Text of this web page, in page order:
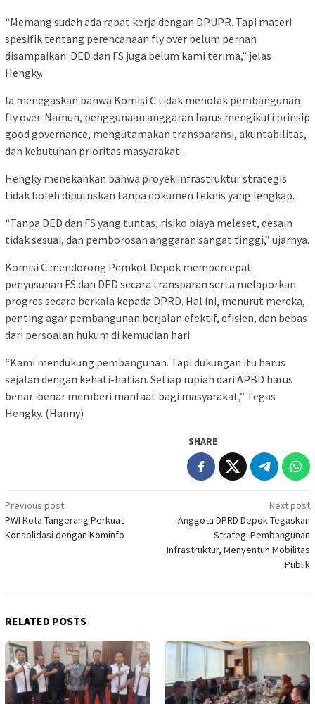
“Memang sudah ada rapat kerja dengan DPUPR. Tapi materi
spesifik tentang perencanaan fly over belum pernah
disampaikan. DED dan FS juga belum kami terima,” jelas
Hengky.
Ia menegaskan bahwa Komisi C tidak menolak pembangunan
fly over. Namun, penggunaan anggaran harus mengikuti prinsip
good governance, mengutamakan transparansi, akuntabilitas,
dan kebutuhan prioritas masyarakat.
Hengky menekankan bahwa proyek infrastruktur strategis
tidak boleh diputuskan tanpa dokumen teknis yang lengkap.
“Tanpa DED dan FS yang tuntas, risiko biaya meleset, desain
tidak sesuai, dan pemborosan anggaran sangat tinggi,” ujarnya.
Komisi C mendorong Pemkot Depok mempercepat
penyusunan FS dan DED secara transparan serta melaporkan
progres secara berkala kepada DPRD. Hal ini, menurut mereka,
penting agar pembangunan berjalan efektif, efisien, dan bebas
dari persoalan hukum di kemudian hari.
“Kami mendukung pembangunan. Tapi dukungan itu harus
sejalan dengan kehati-hatian. Setiap rupiah dari APBD harus
benar-benar memberi manfaat bagi masyarakat,” Tegas
Hengky. (Hanny)
SHARE
Post
navigation
Previous post
PWI Kota Tangerang Perkuat
Konsolidasi dengan Kominfo
Next post
Anggota DPRD Depok Tegaskan
Strategi Pembangunan
Infrastruktur, Menyentuh Mobilitas
Publik
RELATED POSTS